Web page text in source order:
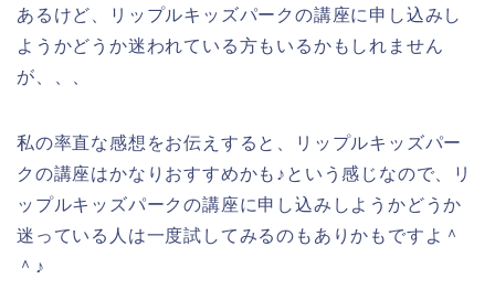
あるけど、リップルキッズパークの講座に申し込みし
ようかどうか迷われている方もいるかもしれません
が、、、
私の率直な感想をお伝えすると、リップルキッズパー
クの講座はかなりおすすめかも♪という感じなので、リ
ップルキッズパークの講座に申し込みしようかどうか
迷っている人は一度試してみるのもありかもですよ＾
＾♪